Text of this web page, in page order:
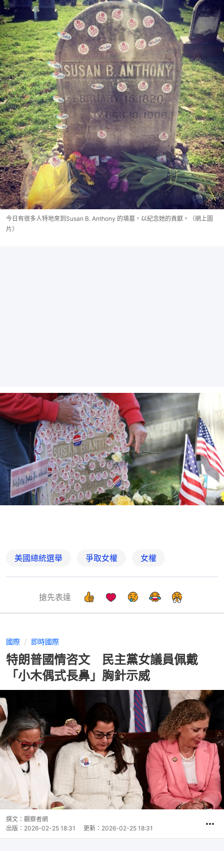
今日有很多人特地來到Susan B. Anthony 的墳墓，以紀念她的貢獻。（網上圖
片）
美國總統選舉 爭取女權 女權
搶先表達
國際 即時國際
特朗普國情咨文 民主黨女議員佩戴
「小木偶式長鼻」胸針示威
撰文： 觀察者網
出版： 2026-02-25 18:31 更新： 2026-02-25 18:31